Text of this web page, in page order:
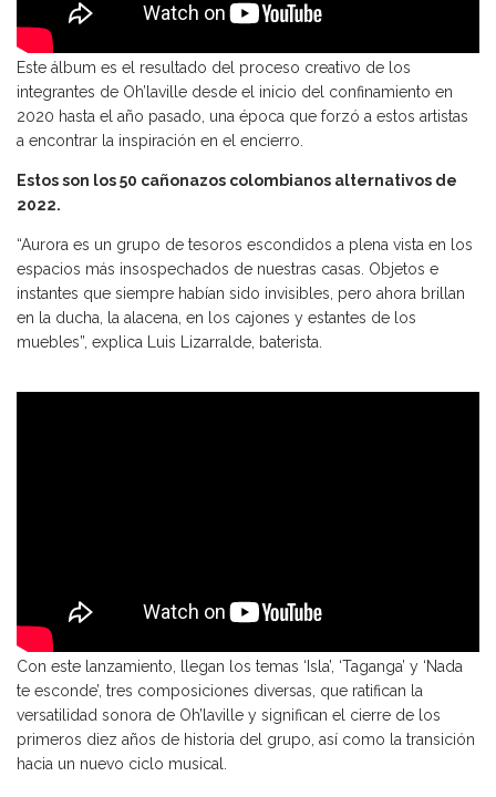
Este álbum es el resultado del proceso creativo de los
integrantes de Oh’laville desde el inicio del confinamiento en
2020 hasta el año pasado, una época que forzó a estos artistas
a encontrar la inspiración en el encierro.
Estos son los 50 cañonazos colombianos alternativos de
2022.
“Aurora es un grupo de tesoros escondidos a plena vista en los
espacios más insospechados de nuestras casas. Objetos e
instantes que siempre habían sido invisibles, pero ahora brillan
en la ducha, la alacena, en los cajones y estantes de los
muebles”, explica Luis Lizarralde, baterista.
Con este lanzamiento, llegan los temas ‘Isla’, ‘Taganga’ y ‘Nada
te esconde’, tres composiciones diversas, que ratifican la
versatilidad sonora de Oh’laville y significan el cierre de los
primeros diez años de historia del grupo, así como la transición
hacia un nuevo ciclo musical.